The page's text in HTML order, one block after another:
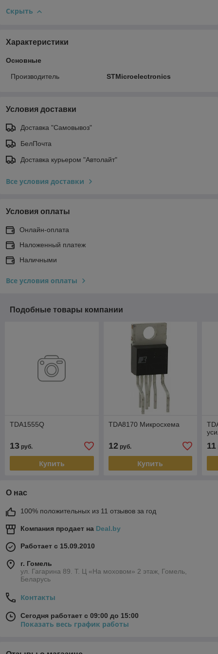
Скрыть
Характеристики
Основные
Производитель STMicroelectronics
Условия доставки
Доставка "Самовывоз"
БелПочта
Доставка курьером "Автолайт"
Все условия доставки
Условия оплаты
Онлайн-оплата
Наложенный платеж
Наличными
Все условия оплаты
Подобные товары компании
TDA1555Q
13 руб.
Купить
TDA8170 Микросхема
12руб.
Купить
11
О нас
100% положительных из 11 отзывов за год
Компания продает на Deal.by
Работает с 15.09.2010
г. Гомель
ул. Гагарина 89. Т. Ц «На моховом» 2 этаж, Гомель,
Беларусь
Контакты
Сегодня работает с 09:00 до 15:00
Показать весь график работы